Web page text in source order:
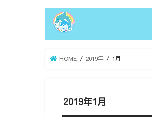
HOME 2019年 1月
2019年1月